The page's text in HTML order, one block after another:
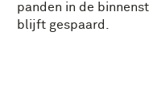
panden in de
blijft gespaard.